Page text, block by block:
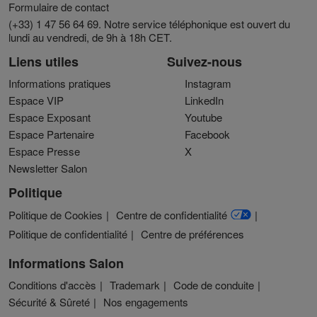
Formulaire de contact
(+33) 1 47 56 64 69. Notre service téléphonique est ouvert du
lundi au vendredi, de 9h à 18h CET.
Liens utiles
Informations pratiques
Espace VIP
Espace Exposant
Espace Partenaire
Espace Presse
Newsletter Salon
Suivez-nous
Instagram
LinkedIn
Youtube
Facebook
X
Politique
Politique de Cookies
Centre de confidentialité
Politique de confidentialité
Centre de préférences
Informations Salon
Conditions d'accès Trademark
Code de conduite
Sécurité & Sûreté
Nos engagements